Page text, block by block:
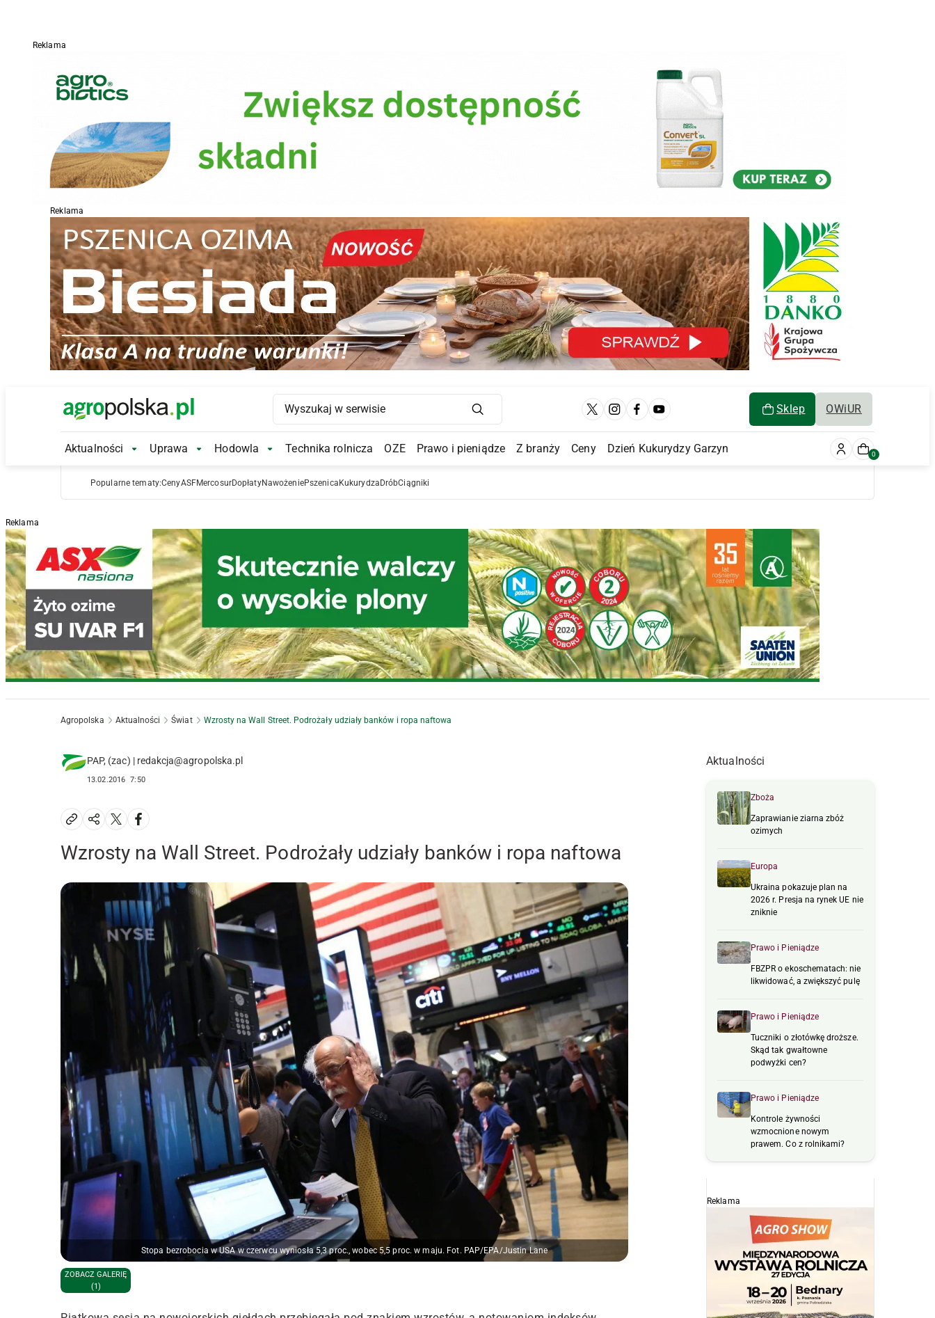
Reklama
Reklama
Main Logo Sklep OWiUR
Main Navigation
Aktualności Aktualności Submenu
Uprawa Uprawa Submenu
Hodowla Hodowla Submenu
Technika rolnicza OZE Prawo i pieniądze Z branży Ceny Dzień Kukurydzy Garzyn 0
Popularne tematy:CenyASFMercosurDopłatyNawożeniePszenica Kukurydza DróbCiągniki
Reklama
Agropolska Aktualności Świat Wzrosty na Wall Street. Podrożały udziały banków i ropa naftowa
PAP, (zac) | redakcja@agropolska.pl
13.02.2016 7:50
Wzrosty na Wall Street. Podrożały udziały banków i ropa naftowa
Stopa bezrobocia w USA w czerwcu wyniosła 5,3 proc., wobec 5,5 proc. w maju. Fot. PAP/EPA/Justin Lane
ZOBACZ GALERIĘ
(1)
Aktualności
Zboża
Zaprawianie ziarna zbóż
ozimych
Europa
Ukraina pokazuje plan na
2026 r. Presja na rynek UE nie
zniknie
Prawo i Pieniądze
FBZPR o ekoschematach: nie
likwidować, a zwiększyć pulę
Prawo i Pieniądze
Tuczniki o złotówkę droższe.
Skąd tak gwałtowne
podwyżki cen?
Prawo i Pieniądze
Kontrole żywności
wzmocnione nowym
prawem. Co z rolnikami?
Reklama